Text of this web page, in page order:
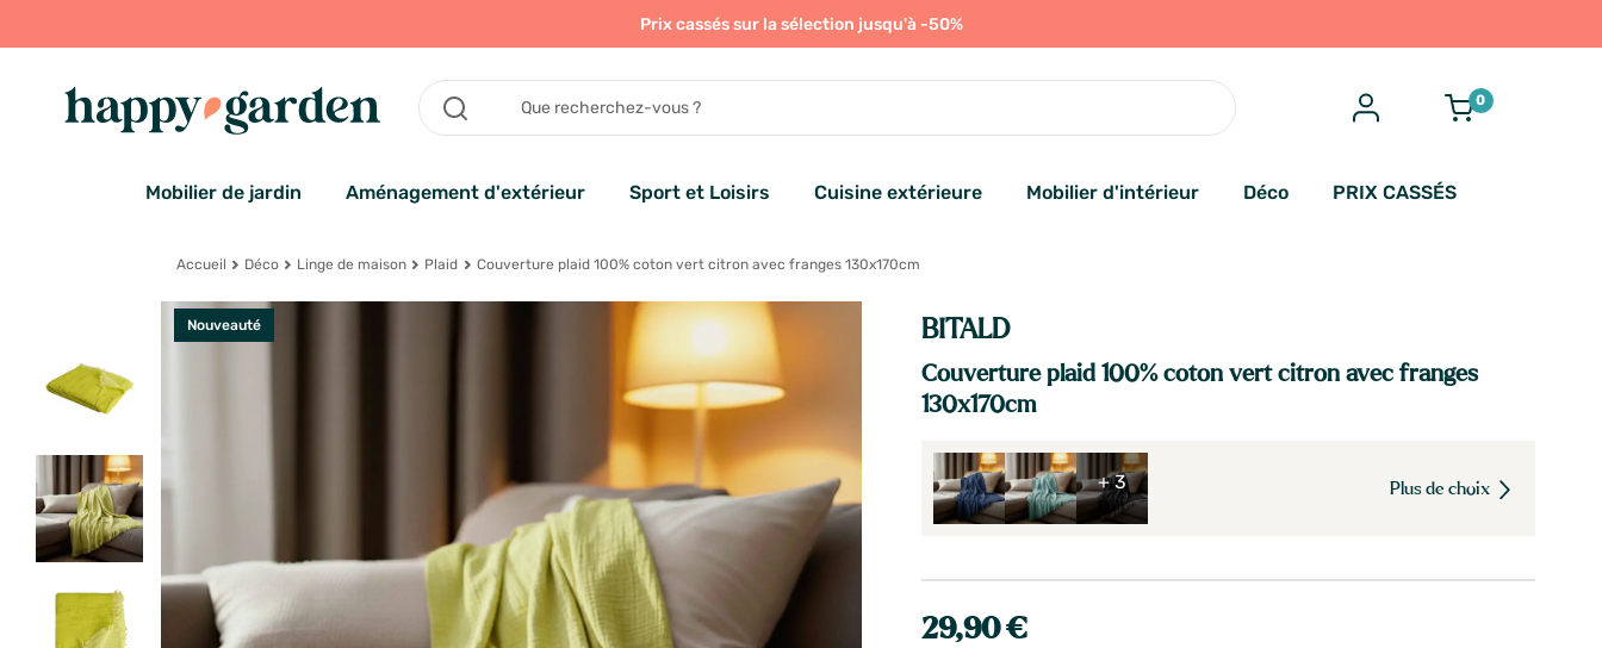
Prix cassés sur la sélection jusqu'à -50%
0
Mobilier de jardin Aménagement d'extérieur Sport et Loisirs Cuisine extérieure Mobilier d'intérieur Déco PRIX CASSÉS
Accueil Déco Linge de maison Plaid Couverture plaid 100% coton vert citron avec franges 130x170cm
Nouveauté BITALD
Couverture plaid 100% coton vert citron avec franges
130x170cm
+ 3 Plus de choix
29,90 €